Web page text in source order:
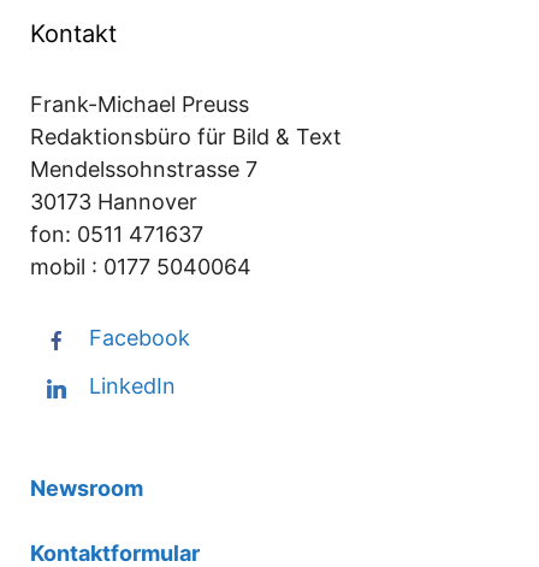
Kontakt
Frank-Michael Preuss
Redaktionsbüro für Bild & Text
Mendelssohnstrasse 7
30173 Hannover
fon: 0511 471637
mobil : 0177 5040064
Facebook
LinkedIn
Newsroom
Kontaktformular